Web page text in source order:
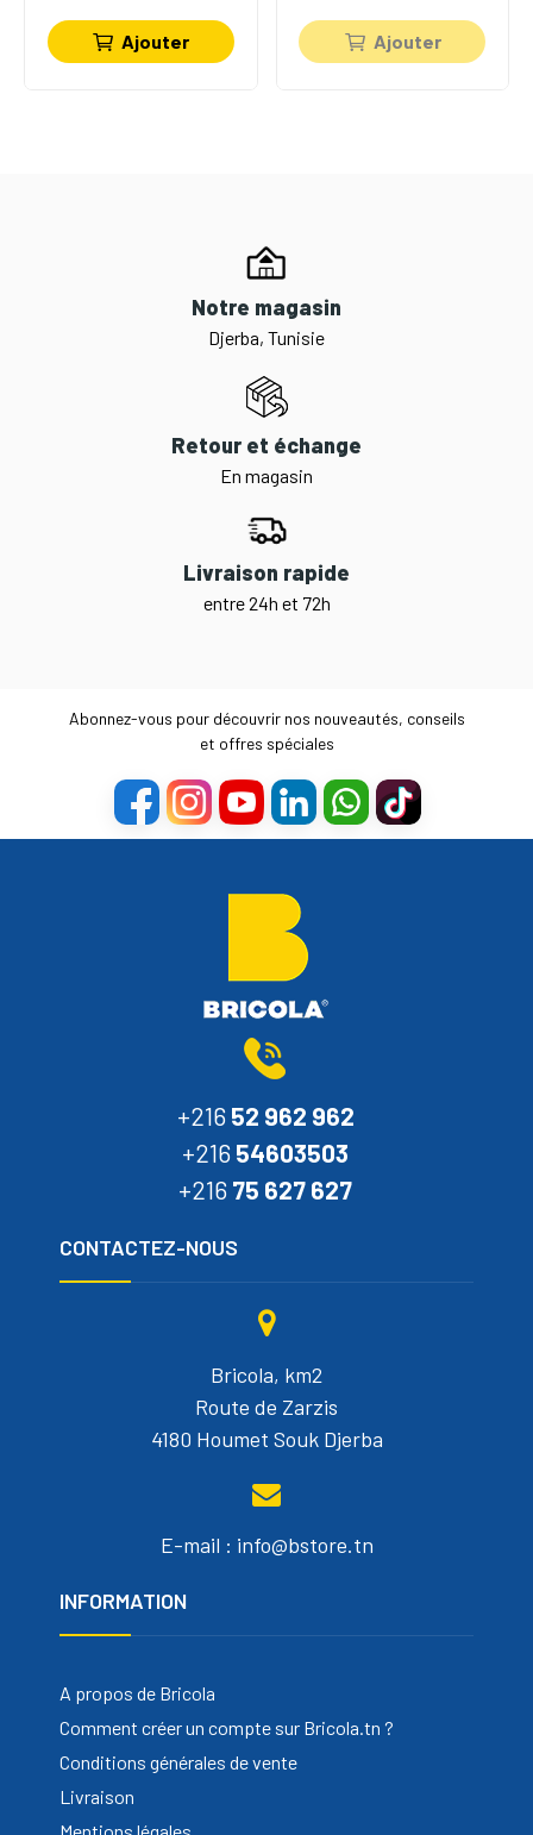
Ajouter Ajouter
Notre magasin
Djerba, Tunisie
Retour et échange
En magasin
Livraison rapide
entre 24h et 72h
Abonnez-vous pour découvrir nos nouveautés, conseils
et offres spéciales
+216 52 962 962
+216 54603503
+216 75 627 627
CONTACTEZ-NOUS
Bricola, km2
Route de Zarzis
4180 Houmet Souk Djerba
E-mail : info@bstore.tn
INFORMATION
A propos de Bricola
Comment créer un compte sur Bricola.tn ?
Conditions générales de vente
Livraison